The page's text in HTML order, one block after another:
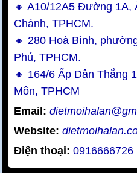
🔸 A10/12A5 Đường 1A,
Chánh, TPHCM.
🔸 280 Hoà Bình,
Phú, TPHCM.
🔸 164/6 Ấp Dân Thắng
Môn, TPHCM
Email:
Website:
Điện thoại: 0916666726